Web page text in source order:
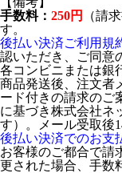
手数料： 250円
（請
す。
後払い決済ご利用規
認いただき、ご同意
各コンビニまたは銀
商品発送後、注文者
ード付きの請求のご
に基づき株式会社ネ
す）。メール受取後
後払い決済でのお支
お客様のご都合で請
更された場合、手数